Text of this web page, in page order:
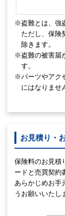
※盗難とは、強
ただし、保険
除きます。
※盗難の被害届
す。
※パーツやアク
にはなりませ
お見積り・
保険料のお見積
ードと売買契約
あらかじめお手
うお願いいたし